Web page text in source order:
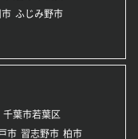
市 ふじみ野市
千葉市若葉区
市 習志野市 柏市